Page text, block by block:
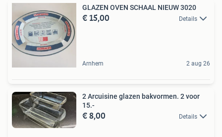
GLAZEN OVEN SCHAAL NIEUW 3020
€ 15,00 Details
Arnhem 2 aug 26
2 Arcuisine glazen bakvormen. 2 voor
15.-
€ 8,00 Details